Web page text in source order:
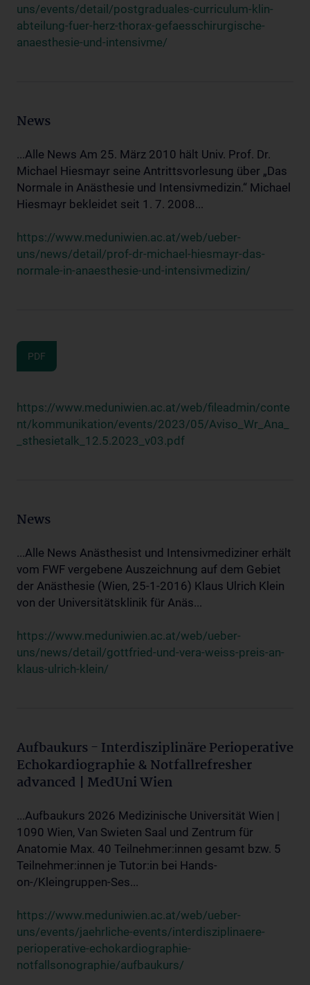
uns/events/detail/postgraduales-curriculum-klin-
abteilung-fuer-herz-thorax-gefaesschirurgische-
anaesthesie-und-intensivme/
News
...Alle News Am 25. März 2010 hält Univ. Prof. Dr.
Michael Hiesmayr seine Antrittsvorlesung über „Das
Normale in Anästhesie und Intensivmedizin.“ Michael
Hiesmayr bekleidet seit 1. 7. 2008...
https://www.meduniwien.ac.at/web/ueber-
uns/news/detail/prof-dr-michael-hiesmayr-das-
normale-in-anaesthesie-und-intensivmedizin/
PDF
https://www.meduniwien.ac.at/web/fileadmin/conte
nt/kommunikation/events/2023/05/Aviso_Wr_Ana_
_sthesietalk_12.5.2023_v03.pdf
News
...Alle News Anästhesist und Intensivmediziner erhält
vom FWF vergebene Auszeichnung auf dem Gebiet
der Anästhesie (Wien, 25-1-2016) Klaus Ulrich Klein
von der Universitätsklinik für Anäs...
https://www.meduniwien.ac.at/web/ueber-
uns/news/detail/gottfried-und-vera-weiss-preis-an-
klaus-ulrich-klein/
Aufbaukurs - Interdisziplinäre Perioperative
Echokardiographie & Notfallrefresher
advanced | MedUni Wien
...Aufbaukurs 2026 Medizinische Universität Wien |
1090 Wien, Van Swieten Saal und Zentrum für
Anatomie Max. 40 Teilnehmer:innen gesamt bzw. 5
Teilnehmer:innen je Tutor:in bei Hands-
on-/Kleingruppen-Ses...
https://www.meduniwien.ac.at/web/ueber-
uns/events/jaehrliche-events/interdisziplinaere-
perioperative-echokardiographie-
notfallsonographie/aufbaukurs/